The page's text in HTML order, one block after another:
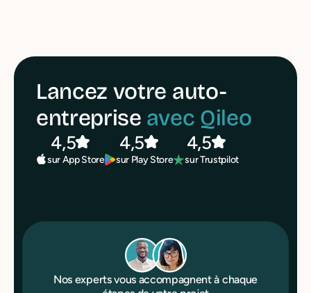
Lancez votre auto-
entreprise avec Qileo
4,5
sur App Store
4,5
sur Play Store
4,5
sur Trustpilot
Nos experts vous accompagnent à chaque